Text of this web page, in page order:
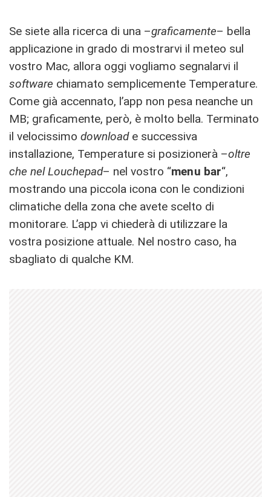
Se siete alla ricerca di una –graficamente– bella
applicazione in grado di mostrarvi il meteo sul
vostro Mac, allora oggi vogliamo segnalarvi il
software chiamato semplicemente Temperature.
Come già accennato, l’app non pesa neanche un
MB; graficamente, però, è molto bella. Terminato
il velocissimo downloade successiva
installazione, Temperature si posizionerà –oltre
che nel Louchepad– nel vostro “menu bar“,
mostrando una piccola icona con le condizioni
climatiche della zona che avete scelto di
monitorare. L’app vi chiederà di utilizzare la
vostra posizione attuale. Nel nostro caso, ha
sbagliato di qualche KM.